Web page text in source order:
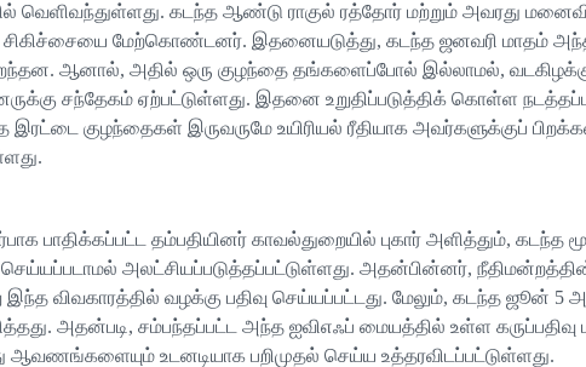
வெளிவந்துள்ளது. கடந்த ஆண்டு ராகுல் ரத்தோர் மற்றும் அவரது
சிகிச்சையை மேற்கொண்டனர். இதனையடுத்து, கடந்த ஜனவரி மாதம்
ஆனால், அதில் ஒரு குழந்தை தங்களைப்போல் இல்லாமல்,
சந்தேகம் ஏற்பட்டுள்ளது. இதனை உறுதிப்படுத்திக் கொள்ள
குழந்தைகள் இருவருமே உயிரியல் ரீதியாக அவர்களுக்குப்
பாதிக்கப்பட்ட தம்பதியினர் காவல்துறையில் புகார் அளித்தும், கடந்த
செய்யப்படாமல் அலட்சியப்படுத்தப்பட்டுள்ளது. அதன்பின்னர்,
விவகாரத்தில் வழக்கு பதிவு செய்யப்பட்டது. மேலும், கடந்த ஜூன் 5
அதன்படி, சம்பந்தப்பட்ட அந்த ஐவிஎஃப் மையத்தில் உள்ள கருப்பதிவு
உடனடியாக பறிமுதல் செய்ய உத்தரவிடப்பட்டுள்ளது.